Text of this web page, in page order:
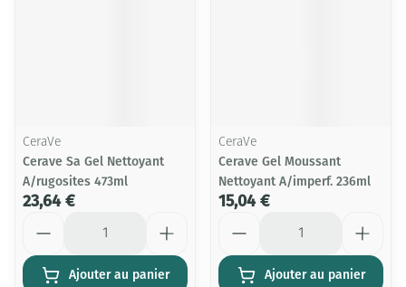
CeraVe
Cerave Sa Gel Nettoyant
A/rugosites 473ml
23,64 €
Ajouter au panier
CeraVe
Cerave Gel Moussant
Nettoyant A/imperf. 236ml
15,04 €
Ajouter au panier